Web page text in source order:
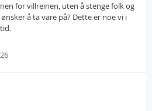
for villreinen, uten å stenge folk og
å ta vare på? Dette er noe vi i